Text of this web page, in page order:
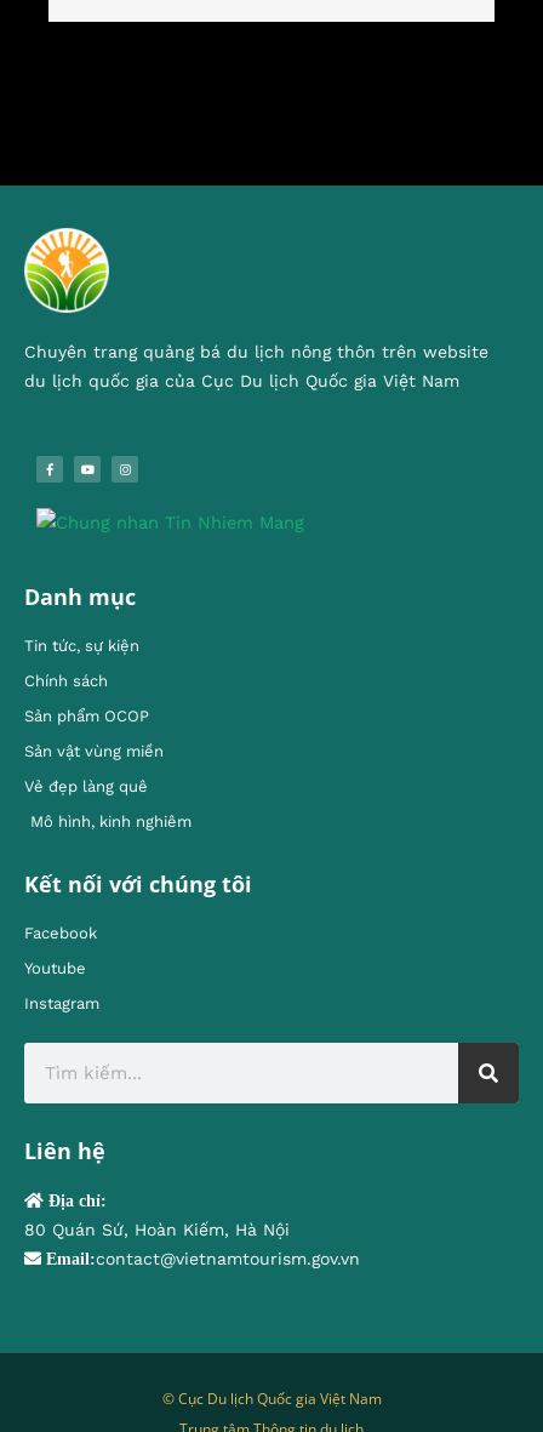
Chuyên trang quảng bá du lịch nông thôn trên website
du lịch quốc gia của Cục Du lịch Quốc gia Việt Nam
Danh mục
Tin tức, sự kiện
Chính sách
Sản phẩm OCOP
Sản vật vùng miền
Vẻ đẹp làng quê
Mô hình, kinh nghiêm
Kết nối với chúng tôi
Facebook
Youtube
Instagram
Liên hệ
Địa chỉ:
80 Quán Sứ, Hoàn Kiếm, Hà Nội
Email:contact@vietnamtourism.gov.vn
© Cục Du lịch Quốc gia Việt Nam